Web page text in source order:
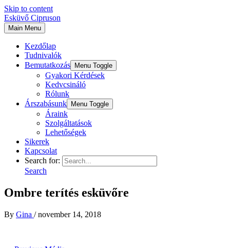
Skip to content
Esküvő Cipruson
Main Menu
Kezdőlap
Tudnivalók
Bemutatkozás
Menu Toggle
Gyakori Kérdések
Kedvcsináló
Rólunk
Árszabásunk
Menu Toggle
Áraink
Szolgáltatások
Lehetőségek
Sikerek
Kapcsolat
Search for:
Search
Ombre terítés esküvőre
By Gina /november 14, 2018